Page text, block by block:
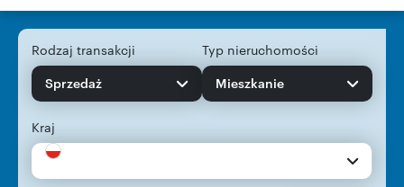
Rodzaj transakcji
Sprzedaż
Typ nieruchomości
Mieszkanie
Kraj